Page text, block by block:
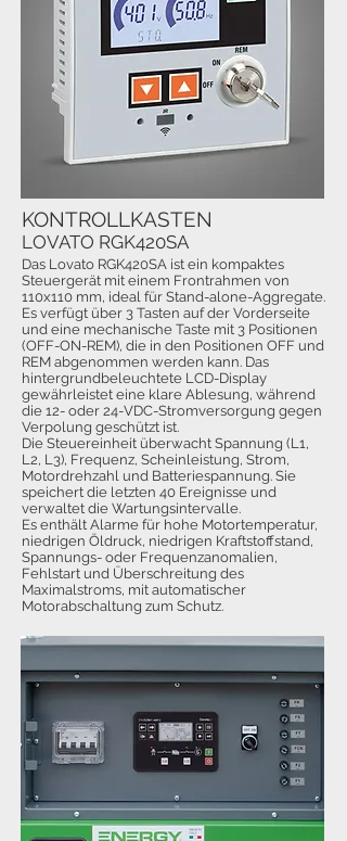
Das Lovato RGK420SA ist ein kompaktes
Steuergerät mit einem Frontrahmen von
110x110 mm, ideal für Stand-alone-Aggregate.
Es verfügt über 3 Tasten auf der Vorderseite
und eine mechanische Taste mit 3 Positionen
(OFF-ON-REM), die in den Positionen OFF und
REM abgenommen werden kann. Das
hintergrundbeleuchtete LCD-Display
gewährleistet eine klare Ablesung, während
die 12- oder 24-VDC-Stromversorgung gegen
Verpolung geschützt ist.
Die Steuereinheit überwacht Spannung (L1,
L2, L3), Frequenz, Scheinleistung, Strom,
Motordrehzahl und Batteriespannung. Sie
speichert die letzten 40 Ereignisse und
verwaltet die Wartungsintervalle.
Es enthält Alarme für hohe Motortemperatur,
niedrigen Öldruck, niedrigen Kraftstoffstand,
Spannungs- oder Frequenzanomalien,
Fehlstart und Überschreitung des
Maximalstroms, mit automatischer
Motorabschaltung zum Schutz.
KONTROLLKASTEN
LOVATO RGK420SA